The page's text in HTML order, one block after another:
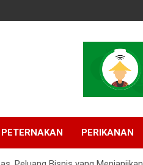
PETERNAKAN PERIKANAN